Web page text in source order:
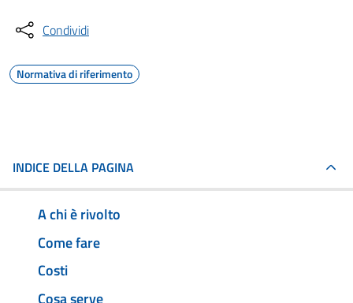
Condividi
Normativa di riferimento
INDICE DELLA PAGINA
A chi è rivolto
Come fare
Costi